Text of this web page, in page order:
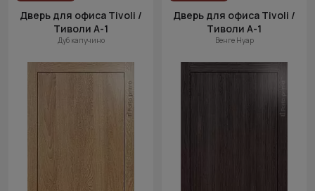
Дверь для офиса Tivoli /
Тиволи А-1
Дуб капучино
Дверь для офиса Tivoli /
Тиволи А-1
Венге Нуар